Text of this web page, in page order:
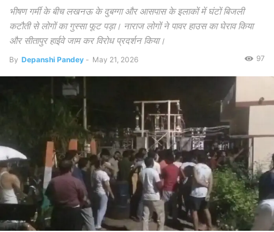
भीषण गर्मी के बीच लखनऊ के दुबग्गा और आसपास के इलाकों में घंटों बिजली
कटौती से लोगों का गुस्सा फूट पड़ा। नाराज लोगों ने पावर हाउस का घेराव किया
और सीतापुर हाईवे जाम कर विरोध प्रदर्शन किया।
By Depanshi Pandey - May 21, 2026 97